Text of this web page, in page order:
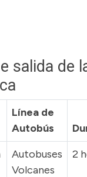
salida de
Línea de
Autobús
Autobuses
Volcanes
2